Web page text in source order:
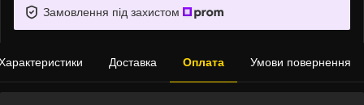
Замовлення під захистом
Доставка Оплата Умови повернення